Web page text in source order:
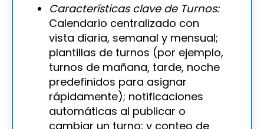
Características clave de Turnos:
Calendario centralizado con
vista diaria, semanal y mensual;
plantillas de turnos (por ejemplo,
turnos de mañana, tarde, noche
predefinidos para asignar
rápidamente); notificaciones
automáticas al publicar o
cambiar un turno; y conteo de